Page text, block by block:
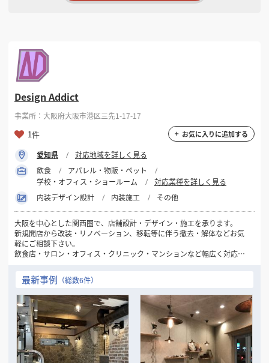
Design Addict
事業所：大阪府大阪市港区三先1-17-17
1件 お気に入りに追加する
愛知県
対応地域を詳しく見る
飲食
アパレル・物販・ペット
学校・オフィス・ショールーム
対応業種を詳しく見る
内装デザイン設計
内装施工 その他
大阪を中心とした関西圏で、店舗設計・デザイン・施工を承ります。
新規開店から改装・リノベーション、移転等に伴う撤去・解体などお気
軽にご相談下さい。
飲食店・サロン・オフィス・クリニック・マンションなど幅広く対応致
最新事例 （総数6件）